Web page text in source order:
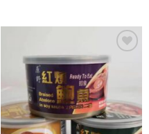
Add to
Wishlist